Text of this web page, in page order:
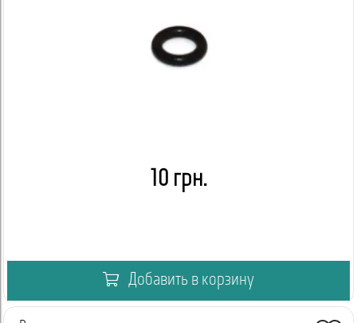
10 грн.
Добавить в корзину